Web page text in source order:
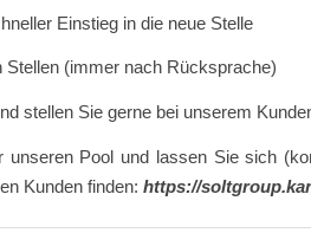
Einstieg in die neue Stelle
Stellen (immer nach Rücksprache)
stellen Sie gerne bei unserem
Pool und lassen Sie sich
Kunden finden: https://